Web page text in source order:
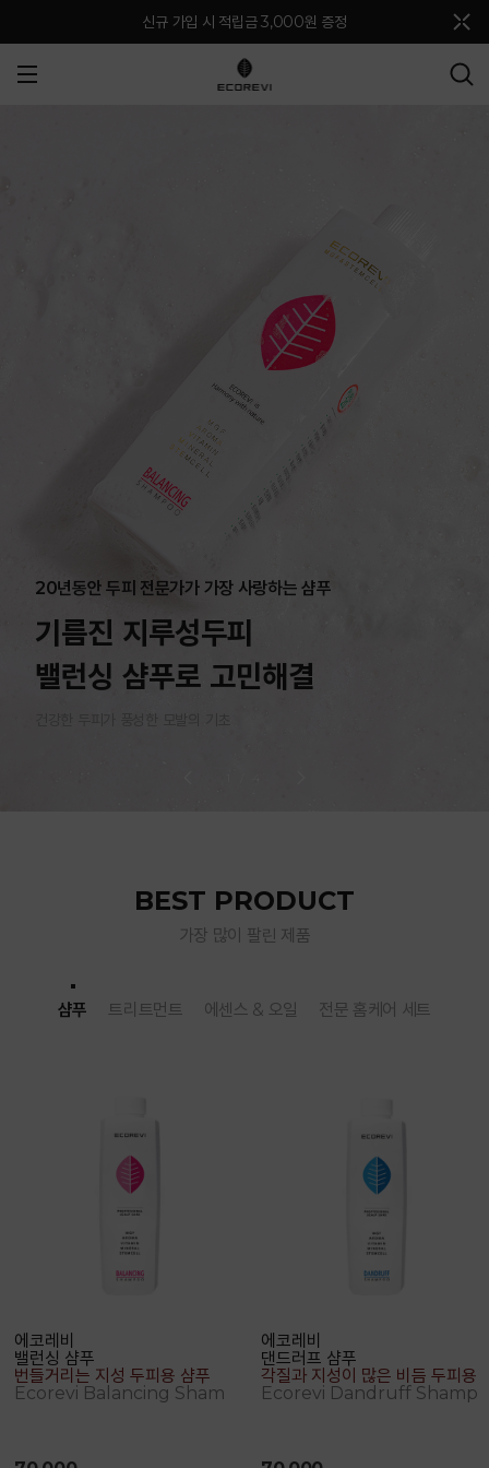
신규 가입 시 적립금 3,000원 증정
20년동안 두피 전문가가 가장 사랑하는 샴푸
기름진 지루성두피
밸런싱 샴푸로 고민해결
BEST PRODUCT
가장 많이 팔린 제품
샴푸 트리트먼트 에센스 & 오일 전문 홈케어 세트
에코레비
밸런싱 샴푸
번들거리는 지성 두피용 샴푸
Ecorevi Balancing Shampoo
에코레비
댄드러프 샴푸
각질과 지성이 많은 비듬 두피용 샴푸
Ecorevi Dandruff Shampoo